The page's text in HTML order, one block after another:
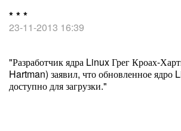
* * *
23-11-2013 16:39
"Разработчик ядра Linux Грег Кроах-
Hartman) заявил, что обновленное ядро
доступно для загрузки."